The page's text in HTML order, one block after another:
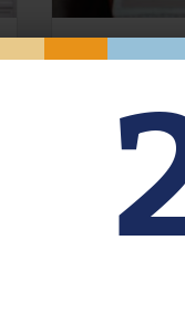
Oferta
Inscripción
través del